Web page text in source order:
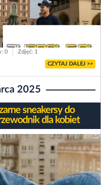
0 Zdjęć: 1
CZYTAJ DALEJ >>
2025
sneakersy do
dla kobiet